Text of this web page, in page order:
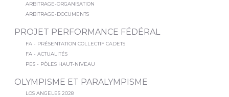
ARBITRAGE-ORGANISATION
ARBITRAGE-DOCUMENTS
PROJET PERFORMANCE FÉDÉRAL
FA - PRÉSENTATION COLLECTIF CADETS
FA - ACTUALITÉS
PES - PÔLES HAUT-NIVEAU
OLYMPISME ET PARALYMPISME
LOS ANGELES 2028